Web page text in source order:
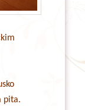
pita.